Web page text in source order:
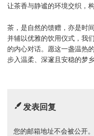
让茶香与静谧的环境交织，
茶，是自然的馈赠，亦是时
并辅以优雅的饮用仪式，我
的内心对话。愿这一盏温热
步入温柔、深邃且安稳的梦乡
发表回复
您的邮箱地址不会被公开。